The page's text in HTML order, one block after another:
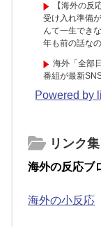
【海外の
受け入れ準備
んて一生でき
年も前の話なの
海外「全部
番組が最新
Powered by
リンク集
海外の反応ブ
海外の小反応